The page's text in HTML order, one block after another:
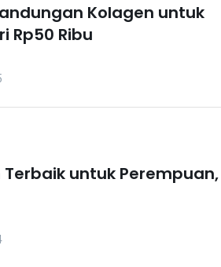
Kolagen untuk
Rp50 Ribu
untuk Perempuan,